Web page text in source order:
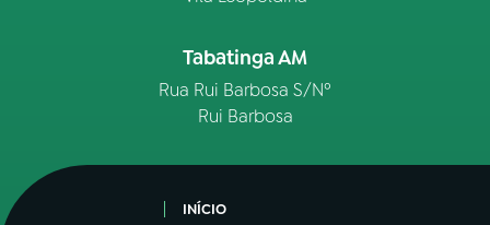
Tabatinga AM
Rua Rui Barbosa S/Nº
Rui Barbosa
INÍCIO